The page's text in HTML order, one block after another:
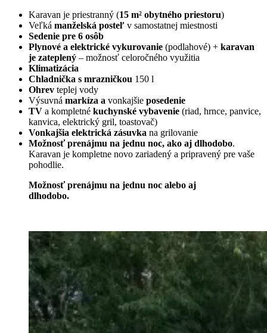
Karavan je priestranný (15 m² obytného priestoru)
Veľká manželská posteľ v samostatnej miestnosti
Sedenie pre 6 osôb
Plynové a elektrické vykurovanie (podlahové) + karavan
je zateplený – možnosť celoročného využitia
Klimatizácia
Chladnička s mrazničkou 150 l
Ohrev teplej vody
Výsuvná markíza a vonkajšie posedenie
TV a kompletné kuchynské vybavenie (riad, hrnce, panvice,
kanvica, elektrický gril, toastovač)
Vonkajšia elektrická zásuvka na grilovanie
Možnosť prenájmu na jednu noc, ako aj dlhodobo.
Karavan je kompletne novo zariadený a pripravený pre vaše
pohodlie.
Možnosť prenájmu na jednu noc alebo aj
dlhodobo.